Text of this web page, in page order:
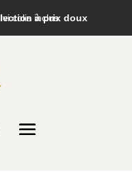
à prix doux